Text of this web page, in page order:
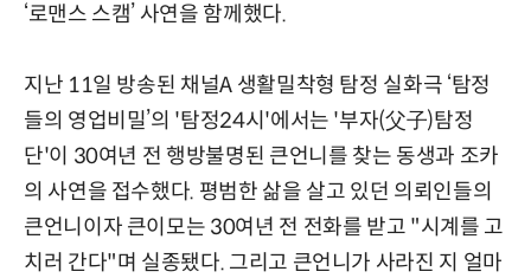
‘로맨스 스캠’ 사연을 함께했다.
지난 11일 방송된 채널A 생활밀착형 탐정 실화극 ‘탐정
들의 영업비밀’의 '탐정24시'에서는 '부자(父子)탐정
단'이 30여년 전 행방불명된 큰언니를 찾는 동생과 조카
의 사연을 접수했다. 평범한 삶을 살고 있던 의뢰인들의
큰언니이자 큰이모는 30여년 전 전화를 받고 "시계를 고
치러 간다"며 실종됐다. 그리고 큰언니가 사라진 지 얼마